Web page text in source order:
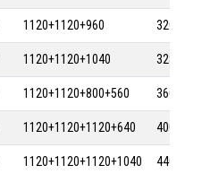
1120+1120+960 3200-8M
1120+1120+1040 3280-8M
1120+1120+800+560 3600-8M
1120+1120+1120+640 4000-8M
1120+1120+1120+1040 4400-8M